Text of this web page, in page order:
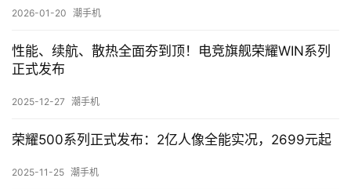
快
创
纪
说
2026-01-20 潮手机
性能、续航、散热全面夯到顶！电竞旗舰荣耀WIN系列
正式发布
2025-12-27 潮手机
荣耀500系列正式发布：2亿人像全能实况，2699元起
2025-11-25 潮手机